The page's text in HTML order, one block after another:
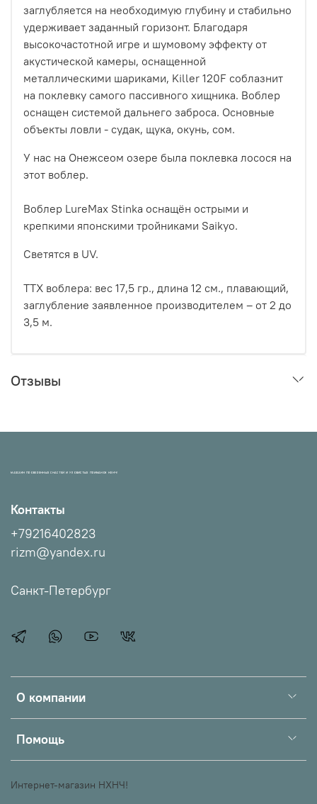
заглубляется на необходимую глубину и стабильно
удерживает заданный горизонт. Благодаря
высокочастотной игре и шумовому эффекту от
акустической камеры, оснащенной
металлическими шариками, Killer 120F соблазнит
на поклевку самого пассивного хищника. Воблер
оснащен системой дальнего заброса. Основные
объекты ловли - судак, щука, окунь, сом.
У нас на Онежсеом озере была поклевка лосося на
этот воблер.
Воблер LureMax Stinka оснащён острыми и
крепкими японскими тройниками Saikyo.
Светятся в UV.
ТТХ воблера: вес 17,5 гр., длина 12 см., плавающий,
заглубление заявленное производителем – от 2 до
3,5 м.
Отзывы
МАГАЗИН ПРОВЕРЕННЫХ СНАСТЕЙ И УЛОВИСТЫХ ПРИМАНОК НХНЧ!
О компании
Помощь
Контакты
+79216402823
rizm@yandex.ru
Санкт-Петербург
Интернет-магазин НХНЧ!